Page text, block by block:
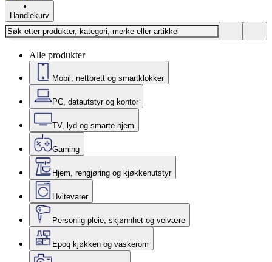
Handlekurv
Alle produkter
Mobil, nettbrett og smartklokker
PC, datautstyr og kontor
TV, lyd og smarte hjem
Gaming
Hjem, rengjøring og kjøkkenutstyr
Hvitevarer
Personlig pleie, skjønnhet og velvære
Epoq kjøkken og vaskerom